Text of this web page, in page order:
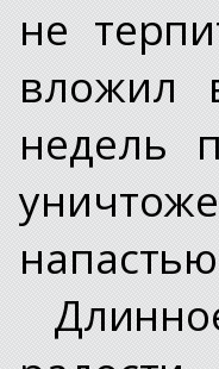
не
вложил
недель